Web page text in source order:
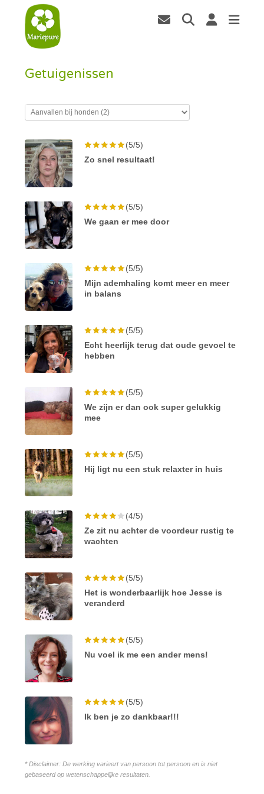
Getuigenissen
(5/5)
Zo snel resultaat!
(5/5)
We gaan er mee door
(5/5)
Mijn ademhaling komt meer en meer
in balans
(5/5)
Echt heerlijk terug dat oude gevoel te
hebben
(5/5)
We zijn er dan ook super gelukkig
mee
(5/5)
Hij ligt nu een stuk relaxter in huis
(4/5)
Ze zit nu achter de voordeur rustig te
wachten
(5/5)
Het is wonderbaarlijk hoe Jesse is
veranderd
(5/5)
Nu voel ik me een ander mens!
(5/5)
Ik ben je zo dankbaar!!!
* Disclaimer: De werking varieert van persoon tot persoon en is niet
gebaseerd op wetenschappelijke resultaten.